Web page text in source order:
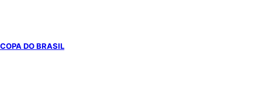
COPA DO BRASIL